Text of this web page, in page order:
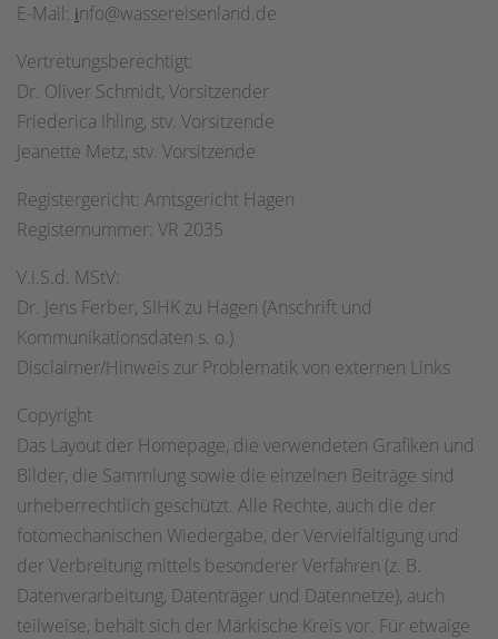
E-Mail: info@wassereisenland.de
Vertretungsberechtigt:
Dr. Oliver Schmidt, Vorsitzender
Friederica Ihling, stv. Vorsitzende
Jeanette Metz, stv. Vorsitzende
Registergericht: Amtsgericht Hagen
Registernummer: VR 2035
V.i.S.d. MStV:
Dr. Jens Ferber, SIHK zu Hagen (Anschrift und
Kommunikationsdaten s. o.)
Disclaimer/Hinweis zur Problematik von externen Links
Copyright
Das Layout der Homepage, die verwendeten Grafiken und
Bilder, die Sammlung sowie die einzelnen Beiträge sind
urheberrechtlich geschützt. Alle Rechte, auch die der
fotomechanischen Wiedergabe, der Vervielfältigung und
der Verbreitung mittels besonderer Verfahren (z. B.
Datenverarbeitung, Datenträger und Datennetze), auch
teilweise, behält sich der Märkische Kreis vor. Für etwaige